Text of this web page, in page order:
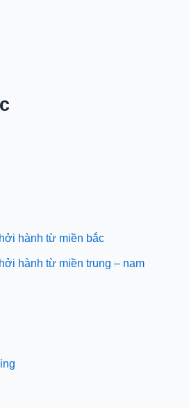
hành từ miền bắc
hành từ miền trung – nam